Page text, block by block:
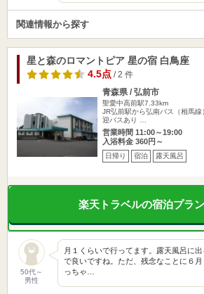
関連情報から探す
星と森のロマントピア 星の宿 白鳥座
4.5点/ 2 件
青森県 / 弘前市
聖愛中高前駅7.33km
JR弘前駅から弘南バス（相馬
迎バスあり …
営業時間 11:00～19:00
入浴料金 360円～
日帰り 宿泊 露天風呂
楽天トラベルの宿泊プラ
50代～
男性
月１くらいで行ってます。露天風呂に
で良いですね。ただ、残念なことに６
っちゃ…